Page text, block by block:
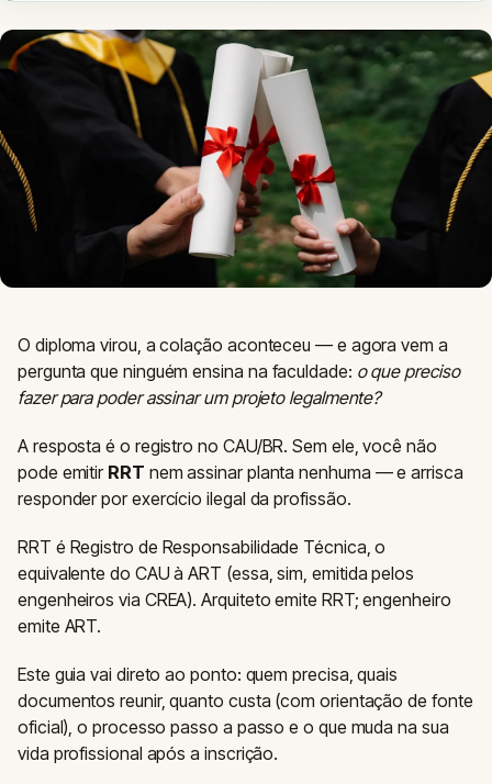
O diploma virou, a colação aconteceu — e agora vem a
pergunta que ninguém ensina na faculdade: o que preciso
fazer para poder assinar um projeto legalmente?
A resposta é o registro no CAU/BR. Sem ele, você não
pode emitir RRT nem assinar planta nenhuma — e arrisca
responder por exercício ilegal da profissão.
RRT é Registro de Responsabilidade Técnica, o
equivalente do CAU à ART (essa, sim, emitida pelos
engenheiros via CREA). Arquiteto emite RRT; engenheiro
emite ART.
Este guia vai direto ao ponto: quem precisa, quais
documentos reunir, quanto custa (com orientação de fonte
oficial), o processo passo a passo e o que muda na sua
vida profissional após a inscrição.